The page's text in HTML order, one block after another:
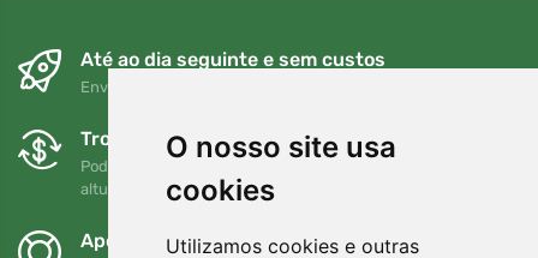
O nosso site usa
cookies
Utilizamos cookies e outras
Até ao dia seguinte e sem custos
Envio gratuito para encomendas superiores a 80 EUR
Trocas e devoluções gratuitas
Pode devolver ou trocar a sua encomenda em qualquer
altura no prazo de 90 dias
Apoiamos a Trees.org